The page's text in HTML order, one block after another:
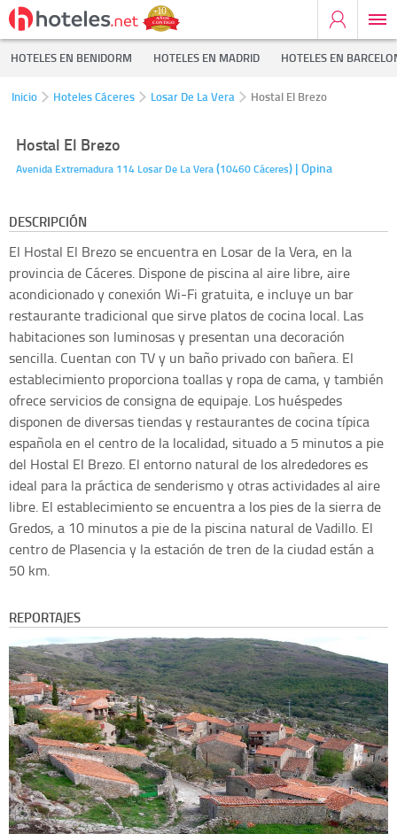
HOTELES EN BENIDORM HOTELES EN MADRID HOTELES EN
Inicio Hoteles Cáceres Losar De La Vera Hostal El Brezo
Hostal El Brezo
Avenida Extremadura 114 Losar De La Vera(10460Cáceres) | Opina
DESCRIPCIÓN
El Hostal El Brezo se encuentra en Losar de la Vera, en la
provincia de Cáceres. Dispone de piscina al aire libre, aire
acondicionado y conexión Wi-Fi gratuita, e incluye un bar
restaurante tradicional que sirve platos de cocina local. Las
habitaciones son luminosas y presentan una decoración
sencilla. Cuentan con TV y un baño privado con bañera. El
establecimiento proporciona toallas y ropa de cama, y también
ofrece servicios de consigna de equipaje. Los huéspedes
disponen de diversas tiendas y restaurantes de cocina típica
española en el centro de la localidad, situado a 5 minutos a pie
del Hostal El Brezo. El entorno natural de los alrededores es
ideal para la práctica de senderismo y otras actividades al aire
libre. El establecimiento se encuentra a los pies de la sierra de
Gredos, a 10 minutos a pie de la piscina natural de Vadillo. El
centro de Plasencia y la estación de tren de la ciudad están a
50 km.
REPORTAJES